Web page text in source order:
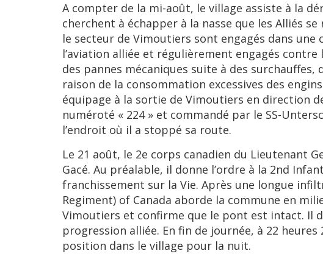
A compter de la mi-août, le village assiste à la
cherchent à échapper à la nasse que les Alliés
le secteur de Vimoutiers sont engagés dans
l’aviation alliée et régulièrement engagés
des pannes mécaniques suite à des
raison de la consommation excessives des
équipage à la sortie de Vimoutiers en direction
numéroté « 224 » et commandé par le SS-
l’endroit où il a stoppé sa route.
Le 21 août, le 2e corps canadien du Lieutenant
Gacé. Au préalable, il donne l’ordre à la 2nd
franchissement sur la Vie. Après une longue
Regiment) of Canada aborde la commune en
Vimoutiers et confirme que le pont est intact. Il
progression alliée. En fin de journée, à 22
position dans le village pour la nuit.